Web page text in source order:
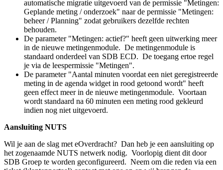
automatische migratie uitgevoerd van de permissie "Metingen:
Geplande meting / onderzoek" naar de permissie "Metingen:
beheer / Planning" zodat gebruikers dezelfde rechten
behouden.
De parameter "Metingen: actief?" heeft geen uitwerking meer
in de nieuwe metingenmodule. De metingenmodule is
standaard onderdeel van SDB ECD. De toegang ertoe regel
je via de leespermissie "Metingen".
De parameter "Aantal minuten voordat een niet geregistreerde
meting in de agenda widget in rood getoond wordt" heeft
geen effect meer in de nieuwe metingenmodule. Voortaan
wordt standaard na 60 minuten een meting rood gekleurd
indien nog niet uitgevoerd.
Aansluiting NUTS
Wil je aan de slag met eOverdracht? Dan heb je een aansluiting op
het zogenaamde NUTS netwerk nodig. Voorlopig dient dit door
SDB Groep te worden geconfigureerd. Neem om die reden via een